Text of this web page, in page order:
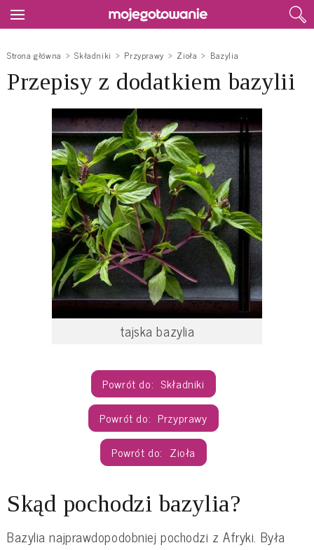
Strona główna Składniki Przyprawy Zioła Bazylia
Przepisy z dodatkiem bazylii
tajska bazylia
Składniki
Przyprawy
Zioła
Skąd pochodzi bazylia?
Bazylia najprawdopodobniej pochodzi z Afryki. Była